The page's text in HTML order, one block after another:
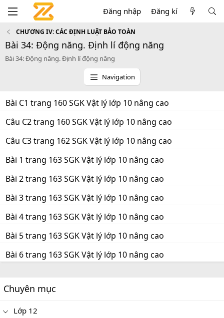
Đăng nhập Đăng kí
CHƯƠNG IV: CÁC ĐỊNH LUẬT BẢO TOÀN
Bài 34: Động năng. Định lí động năng
Bài 34: Động năng. Định lí động năng
Navigation
Bài C1 trang 160 SGK Vật lý lớp 10 nâng cao
Câu C2 trang 160 SGK Vật lý lớp 10 nâng cao
Câu C3 trang 162 SGK Vật lý lớp 10 nâng cao
Bài 1 trang 163 SGK Vật lý lớp 10 nâng cao
Bài 2 trang 163 SGK Vật lý lớp 10 nâng cao
Bài 3 trang 163 SGK Vật lý lớp 10 nâng cao
Bài 4 trang 163 SGK Vật lý lớp 10 nâng cao
Bài 5 trang 163 SGK Vật lý lớp 10 nâng cao
Bài 6 trang 163 SGK Vật lý lớp 10 nâng cao
Chuyên mục
Lớp 12